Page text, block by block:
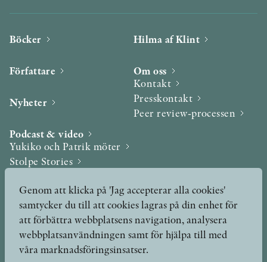
Böcker
Författare
Nyheter
Podcast & video
Yukiko och Patrik möter
Stolpe Stories
Utmärkelser & Format
Utmärkelser
Övriga format
Hilma af Klint
Om oss
Kontakt
Presskontakt
Peer review-processen
Genom att klicka på 'Jag accepterar alla cookies'
samtycker du till att cookies lagras på din enhet för
att förbättra webbplatsens navigation, analysera
webbplatsanvändningen samt för hjälpa till med
våra marknadsföringsinsatser.